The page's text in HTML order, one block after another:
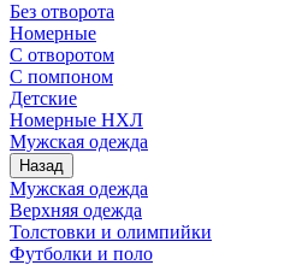
Без отворота
Номерные
С отворотом
С помпоном
Детские
Номерные НХЛ
Мужская одежда
Назад
Мужская одежда
Верхняя одежда
Толстовки и олимпийки
Футболки и поло